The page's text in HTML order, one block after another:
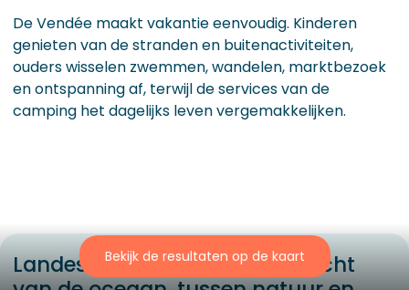
Bekijk de resultaten op de kaart
De Vendée maakt vakantie eenvoudig. Kinderen
genieten van de stranden en buitenactiviteiten,
ouders wisselen zwemmen, wandelen, marktbezoek
en ontspanning af, terwijl de services van de
camping het dagelijks leven vergemakkelijken.
Landes en Baskenland: de kracht